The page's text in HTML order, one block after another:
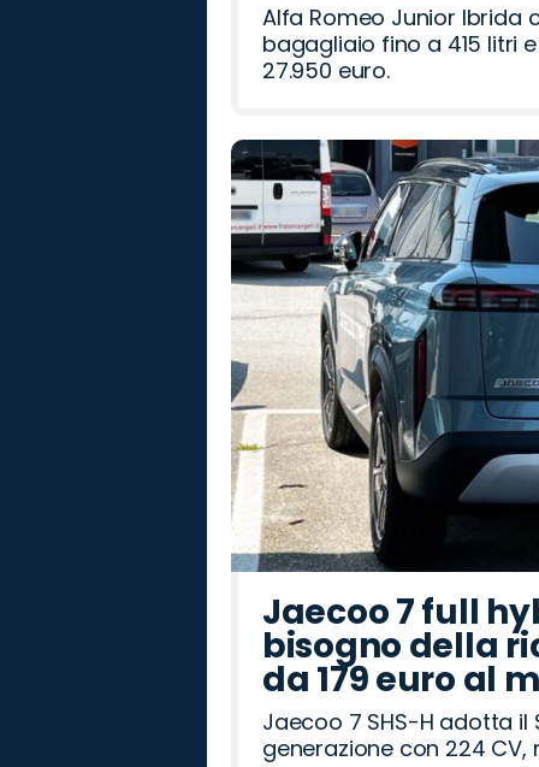
Alfa Romeo Junior Ibrida
bagagliaio fino a 415 litri
27.950 euro.
Jaecoo 7 full
bisogno della
da 179 euro al
Jaecoo 7 SHS-H adotta il
generazione con 224 CV,